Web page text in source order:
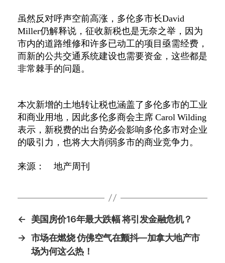
虽然反对呼声空前高涨，多伦多市长David
Miller仍解释说，征收新税也是无奈之举，因为
市内的道路维修和许多已动工的项目亟需经费，
而新的公共交通系统建设也需要资金，这些都是
非常棘手的问题。
本次新增的土地转让税也涵盖了多伦多市的工业
和商业用地，因此多伦多商会主席Carol Wilding
表示，新税费的出台势必会影响多伦多市对企业
的吸引力，也将大大削弱多市的商业竞争力。
来源： 地产周刊
←
美国房价16年最大跌幅 将引发金融危机？
→ 市场在燃烧 仿佛空气在颤抖—加拿大地产市
场为何这么热！